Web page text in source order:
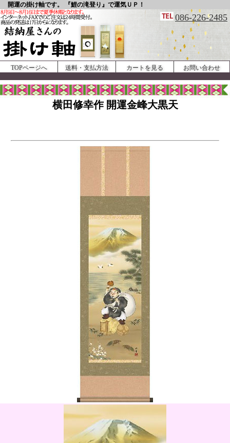
開運の掛け軸です。 『鯉の滝登り』で運気ＵＰ！
086-226-2485
TOPページへ 送料・支払方法 カートを見る お問い合わせ
横田修幸作 開運金峰大黒天